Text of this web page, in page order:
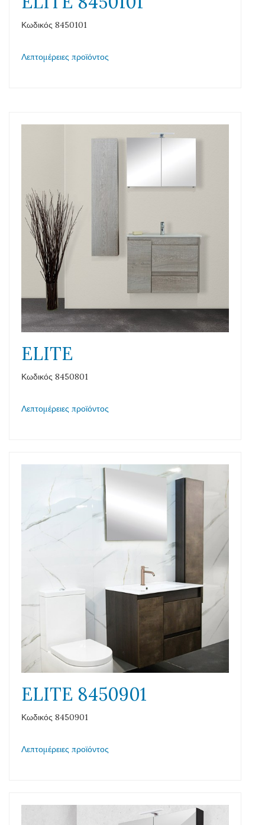
Κωδικός 8450101
Λεπτομέρειες προϊόντος
ELITE
Κωδικός 8450801
Λεπτομέρειες προϊόντος
ELITE 8450901
Κωδικός 8450901
Λεπτομέρειες προϊόντος